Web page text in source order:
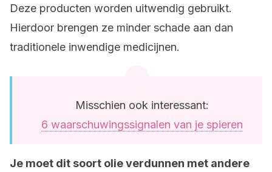
Deze producten worden uitwendig gebruikt.
Hierdoor brengen ze minder schade aan dan
traditionele inwendige medicijnen.
Misschien ook interessant:
6 waarschuwingssignalen van je spieren
Je moet dit soort olie verdunnen met andere